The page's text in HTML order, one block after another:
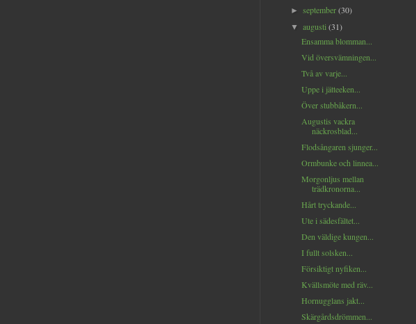
►september(30)
▼augusti(31)
Ensamma blomman...
Vid översvämningen...
Två av varje...
Uppe i jätteeken...
Över stubbåkern...
Augustis vackra
näckrosblad...
Flodsångaren sjunger...
Ormbunke och linnea...
Morgonljus mellan
trädkronorna...
Hårt tryckande...
Ute i sädesfältet...
Den väldige kungen...
I fullt solsken...
Försiktigt nyfiken...
Kvällsmöte med räv...
Hornugglans jakt...
Skärgårdsdrömmen...